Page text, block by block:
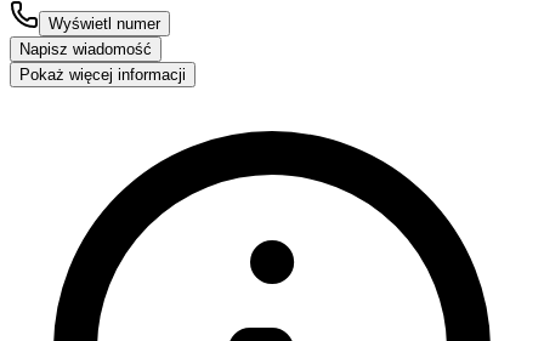
Wyświetl numer
Napisz wiadomość
Pokaż więcej informacji